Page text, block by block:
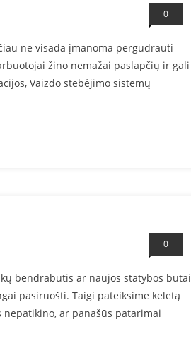
0
ne visada įmanoma pergudrauti
žino nemažai paslapčių ir gali
Vaizdo stebėjimo sistemų
0
bendrabutis ar naujos statybos butai
pasiruošti. Taigi pateiksime keletą
ar panašūs patarimai